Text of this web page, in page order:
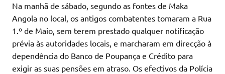
Na manhã de sábado, segundo as fontes de Maka
Angola no local, os antigos combatentes tomaram a Rua
1.º de Maio, sem terem prestado qualquer notificação
prévia às autoridades locais, e marcharam em direcção à
dependência do Banco de Poupança e Crédito para
exigir as suas pensões em atraso. Os efectivos da Polícia